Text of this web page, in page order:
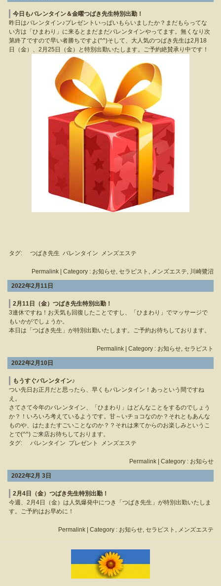
今日もバレンタイン＆金曜つばき先生特別出勤！
昨日はバレンタイン♪プレゼントいっぱいもらいましたか？まだもらってな
い方は「ひまわり」に来るとまだまだバレンタインやってます。無くなり次
第終了ですので早い者勝ちですよ(^^)そして、大人気のつばき先生は2月18
日（金）、2月25日（金）と特別出勤いたします。ご予約絶賛承り中です！
タグ: つばき先生 バレンタイン メンズエステ
Permalink | Category : お知らせ, セラピスト , メンズエステ, 川崎鷺沼
2022年2月11日
2月11日（金）つばき先生特別出勤！
3連休ですね！お天気も回復したことですし、「ひまわり」でマッサージで
もいかがでしょうか。
本日は「つばき先生」が特別出勤いたします。ご予約お待ちしております。
Permalink | Category : お知らせ, セラピスト
2022年2月10日
もうすぐバレンタイン♪
つい先日お正月だと思ったら、早くもバレンタイン！あっという間ですね
え。
さてさて今年のバレンタイン、「ひまわり」はどんなことをするのでしょう
か？！いろいろ考えているようです。甘～いチョコなのか？それともあんな
ものや、はたまたすごいことなのか？？それは来てからのお楽しみというこ
とで(^^) ご来店お待ちしております。
タグ:
バレンタイン プレゼント メンズエステ
Permalink | Category : お知らせ
2022年2月 3日
2月4日（金）つばき先生特別出勤！
今週、2月4日（金）は人気爆発中につき「つばき先生」が特別出勤いたしま
す。ご予約はお早めに！
Permalink | Category : お知らせ, セラピスト , メンズエステ